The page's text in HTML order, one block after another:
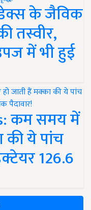
के जैविक
तस्वीर,
में भी हुई
कम समय में
की ये पांच
126.6